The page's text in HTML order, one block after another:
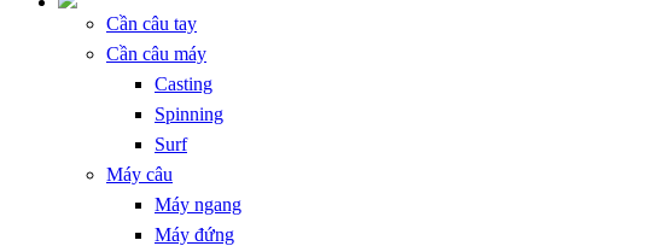
Cần câu tay
Cần câu máy
Casting
Spinning
Surf
Máy câu
Máy ngang
Máy đứng